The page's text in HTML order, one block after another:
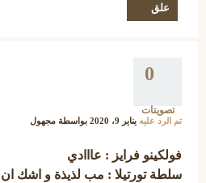
0
تصويتات
تم الرد عليه يناير 9، 2020 بواسطة مجهول
فولكينو فرايز : عااادي
سلطة تورتيلا : مب لذيذة و اشك ان